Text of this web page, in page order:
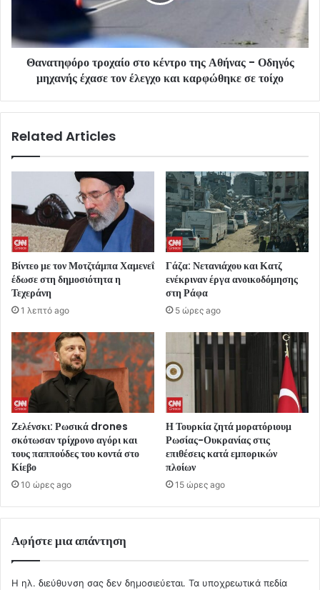
Θανατηφόρο τροχαίο στο κέντρο της Αθήνας - Οδηγός
μηχανής έχασε τον έλεγχο και καρφώθηκε σε τοίχο
Related Articles
Βίντεο με τον Μοτζτάμπα Χαμενεΐ
έδωσε στη δημοσιότητα η
Τεχεράνη
1 λεπτό ago
Γάζα: Νετανιάχου και Κατζ
ενέκριναν έργα ανοικοδόμησης
στη Ράφα
5 ώρες ago
Ζελένσκι: Ρωσικά drones
σκότωσαν τρίχρονο αγόρι και
τους παππούδες του κοντά στο
Κίεβο
10 ώρες ago
Η Τουρκία ζητά μορατόριουμ
Ρωσίας-Ουκρανίας στις
επιθέσεις κατά εμπορικών
πλοίων
15 ώρες ago
Αφήστε μια απάντηση
Η ηλ. διεύθυνση σας δεν δημοσιεύεται. Τα υποχρεωτικά πεδία